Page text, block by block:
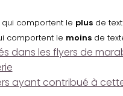
qui comportent le plusde
comportent le moinsde
dans les flyers de
ayant contribué à